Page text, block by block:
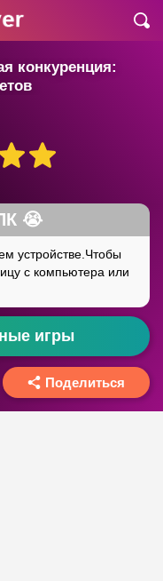
конкуренция:
игры
Поделиться